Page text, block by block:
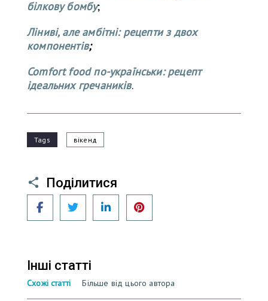
білкову бомбу;
Ліниві, але амбітні: рецепти з двох
компонентів;
Comfort food по-українськи: рецепт
ідеальних гречаників.
Tags вікенд
Поділитися
FacebookTwitter LinkedIn
Інші статті
Схожі статті Більше від цього автора